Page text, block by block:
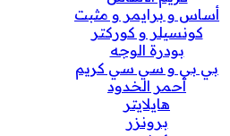
أساس و برايمر و مثبت
كونسيلر و كوركتر
بودرة الوجه
بي بي و سي سي كريم
أحمر الخدود
هايلايتر
برونزر